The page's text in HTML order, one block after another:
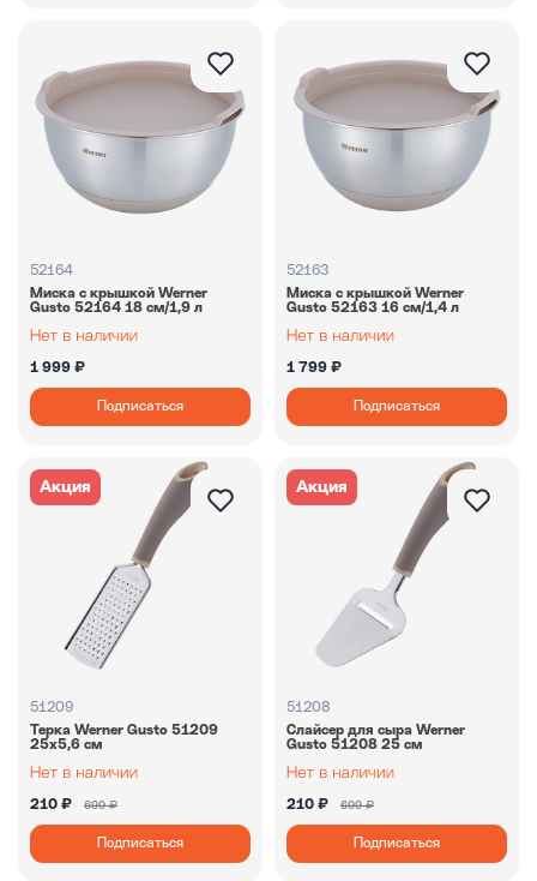
52164
Миска с крышкой Werner
Gusto 52164 18 см/1,9 л
1 999 ₽
Подписаться
52163
Миска с крышкой Werner
Gusto 52163 16 см/1,4 л
1 799 ₽
Подписаться
Акция
51209
Терка Werner Gusto 51209
25х5,6 см
210 ₽ 699 ₽
Подписаться
Акция
51208
Слайсер для сыра Werner
Gusto 51208 25 см
210 ₽ 699 ₽
Подписаться